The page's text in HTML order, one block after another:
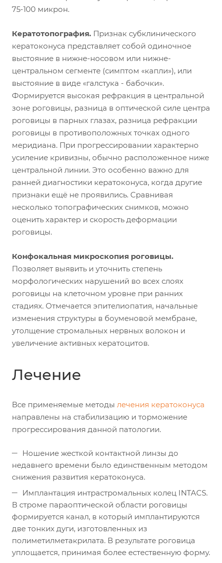
75-100 микрон.
Кератотопография. Признак субклинического
кератоконуса представляет собой одиночное
выстояние в нижне-носовом или нижне-
центральном сегменте (симптом «капли»), или
выстояние в виде «галстука - бабочки».
Формируется высокая рефракция в центральной
зоне роговицы, разница в оптической силе центра
роговицы в парных глазах, разница рефракции
роговицы в противоположных точках одного
меридиана. При прогрессировании характерно
усиление кривизны, обычно расположенное ниже
центральной линии. Это особенно важно для
ранней диагностики кератоконуса, когда другие
признаки ещё не проявились. Сравнивая
несколько топографических снимков, можно
оценить характер и скорость деформации
роговицы.
Конфокальная микроскопия роговицы.
Позволяет выявить и уточнить степень
морфологических нарушений во всех слоях
роговицы на клеточном уровне при ранних
стадиях. Отмечается эпителиопатия, начальные
изменения структуры в боуменовой мембране,
утолщение стромальных нервных волокон и
увеличение активных кератоцитов.
Лечение
Все применяемые методы лечения кератоконуса
направлены на стабилизацию и торможение
прогрессирования данной патологии.
Ношение жесткой контактной линзы до
недавнего времени было единственным методом
снижения развития кератоконуса.
Имплантация интрастромальных колец INTACS.
В строме параоптической области роговицы
формируется канал, в который имплантируются
две тонких дуги, изготовленных из
полиметилметакрилата. В результате роговица
уплощается, принимая более естественную форму.